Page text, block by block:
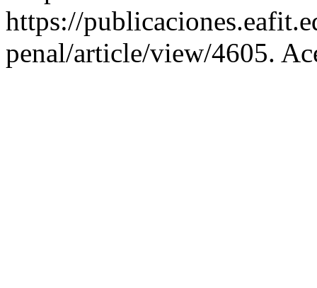
https://
penal/article/view/4605.